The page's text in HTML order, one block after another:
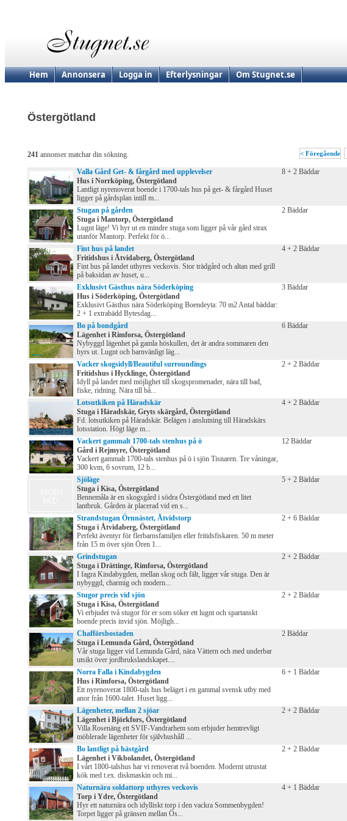
Hem Annonsera Logga in Efterlysningar Om Stugnet.se
Östergötland
241 annonser matchar din sökning. < Föregående
Valla Gård Get- & fårgård med upplevelser
Hus i Norrköping, Östergötland
Lantligt nyrenoverat boende i 1700-tals hus på get- & fårgård Huset
ligger på gårdsplan intill m...
8 + 2 Bäddar
Stugan på gården
Stuga i Mantorp, Östergötland
Lugnt läge! Vi hyr ut en mindre stuga som ligger på vår gård strax
utanför Mantorp. Perfekt för ö...
2 Bäddar
Fint hus på landet
Fritidshus i Åtvidaberg, Östergötland
Fint hus på landet uthyres veckovis. Stor trädgård och altan med grill
på baksidan av huset, u...
4 + 2 Bäddar
Exklusivt Gästhus nära Söderköping
Hus i Söderköping, Östergötland
Exklusivt Gästhus nära Söderköping Boendeyta: 70 m2 Antal bäddar:
2 + 1 extrabädd Bytesdag...
3 Bäddar
Bo på bondgård
Lägenhet i Rimforsa, Östergötland
Nybyggd lägenhet på gamla höskullen, det är andra sommaren den
hyrs ut. Lugnt och barnvänligt läg...
6 Bäddar
Vacker skogsidyll/Beautiful surroundings
Fritidshus i Hycklinge, Östergötland
Idyll på landet med möjlighet till skogspromenader, nära till bad,
fiske, ridning. Nära till bå...
2 + 2 Bäddar
Lotsutkiken på Häradskär
Stuga i Häradskär, Gryts skärgård, Östergötland
Fd. lotsutkiken på Häradskär. Belägen i anslutning till Häradskärs
lotsstation. Högt läge m...
4 + 2 Bäddar
Vackert gammalt 1700-tals stenhus på ö
Gård i Rejmyre, Östergötland
Vackert gammalt 1700-tals stenhus på ö i sjön Tisnaren. Tre våningar,
300 kvm, 6 sovrum, 12 b...
12 Bäddar
Sjöläge
Stuga i Kisa, Östergötland
Bennemåla är en skogsgård i södra Östergötland med ett litet
lantbruk. Gården är placerad vid en s...
5 + 2 Bäddar
Strandstugan Örnnästet, Åtvidstorp
Stuga i Åtvidaberg, Östergötland
Perfekt äventyr för flerbarnsfamiljen eller fritidsfiskaren. 50 m meter
från 15 m över sjön Ören 1...
2 + 6 Bäddar
Grindstugan
Stuga i Drättinge, Rimforsa, Östergötland
I fagra Kindabygden, mellan skog och fält, ligger vår stuga. Den är
nybyggd, charmig och modern...
2 + 2 Bäddar
Stugor precis vid sjön
Stuga i Kisa, Östergötland
Vi erbjuder två stugor för er som söker ett lugnt och spartanskt
boende precis invid sjön. Möjligh...
2 + 2 Bäddar
Chafförsbostaden
Stuga i Lemunda Gård, Östergötland
Vår stuga ligger vid Lemunda Gård, nära Vättern och med underbar
utsikt över jordbrukslandskapet....
2 Bäddar
Norra Falla i Kindabygden
Hus i Rimforsa, Östergötland
Ett nyrenoverat 1800-tals hus beläget i en gammal svensk utby med
anor från 1600-talet. Huset ligg...
6 + 1 Bäddar
Lägenheter, mellan 2 sjöar
Lägenhet i Björkfors, Östergötland
Villa Rosenäng ett SVIF-Vandrarhem som erbjuder hemtrevligt
möblerade lägenheter för självhushåll ...
2 + 2 Bäddar
Bo lantligt på hästgård
Lägenhet i Vikbolandet, Östergötland
I vårt 1800-talshus har vi renoverat två boenden. Modernt utrustat
kök med t.ex. diskmaskin och mi...
2 + 2 Bäddar
Naturnära soldattorp uthyres veckovis
Torp i Ydre, Östergötland
Hyr ett naturnära och idylliskt torp i den vackra Sommenbygden!
Torpet ligger på gränsen mellan Ös...
4 + 1 Bäddar